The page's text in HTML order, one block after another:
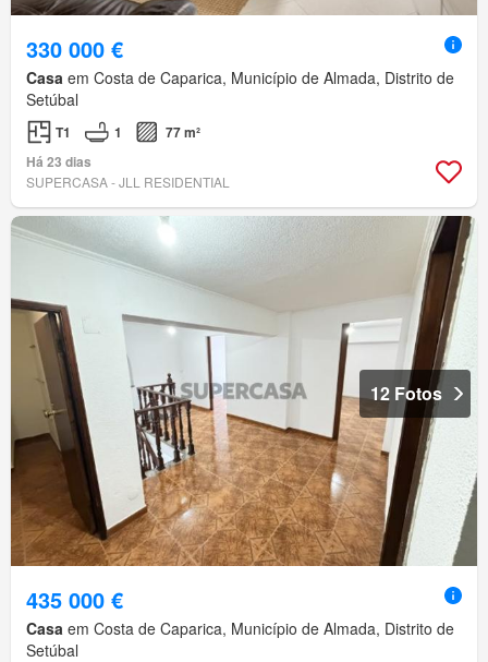
330 000 €
Casa em Costa de Caparica, Município de Almada, Distrito de
Setúbal
T1 1
77 m²
Há 23 dias
SUPERCASA - JLL RESIDENTIAL
12 Fotos
435 000 €
Casa em Costa de Caparica, Município de Almada, Distrito de
Setúbal